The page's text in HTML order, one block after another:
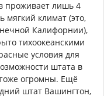
проживает лишь 4
мягкий климат (это,
Калифорнии),
тихоокеанскими
условия для
штата в
огромны. Ещё
штат Вашингтон,